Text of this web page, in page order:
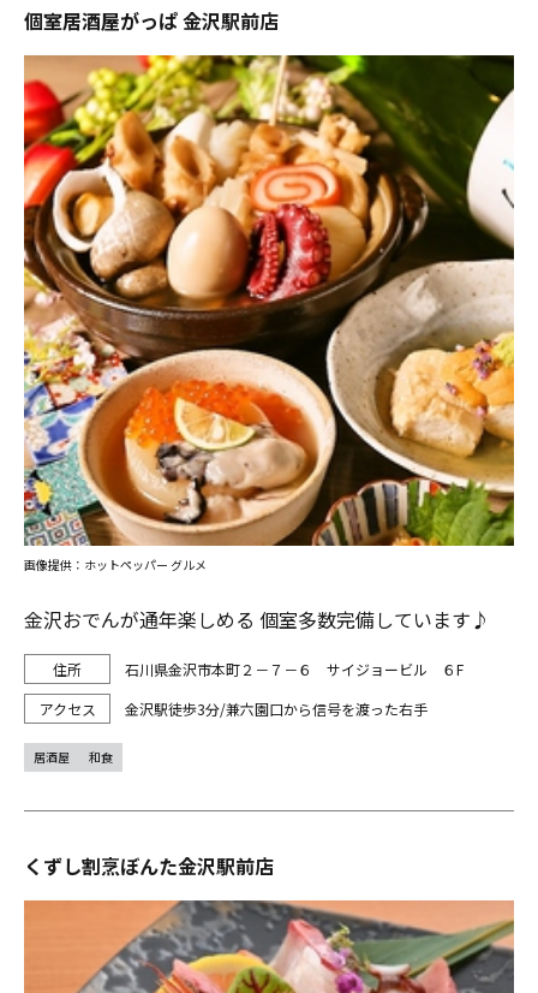
個室居酒屋がっぱ 金沢駅前店
金沢おでんが通年楽しめる 個室多数完備しています♪
石川県金沢市本町２－７－６ サイジョービル ６F
金沢駅徒歩3分/兼六園口から信号を渡った右手
画像提供：ホットペッパー グルメ
居酒屋 和食
くずし割烹ぼんた金沢駅前店